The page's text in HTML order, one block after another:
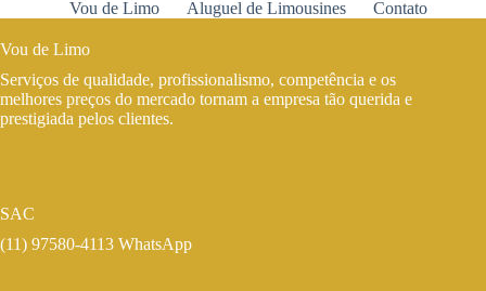
Vou de Limo Aluguel de Limousines Contato
Vou de Limo
Serviços de qualidade, profissionalismo, competência e os
melhores preços do mercado tornam a empresa tão querida e
prestigiada pelos clientes.
SAC
(11) 97580-4113 WhatsApp